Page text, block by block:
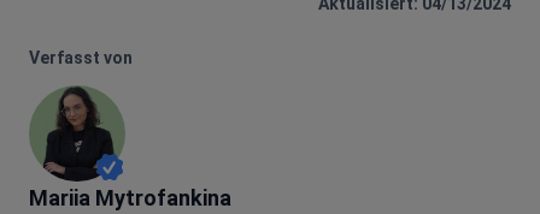
Verfasst von
Mariia Mytrofankina
Mariia Mytrofankina